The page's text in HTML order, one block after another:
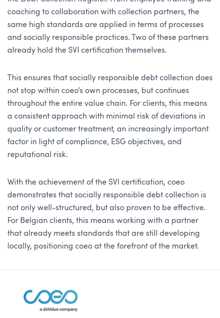
coaching to collaboration with collection partners, the
same high standards are applied in terms of processes
and socially responsible practices. Two of these partners
already hold the SVI certification themselves.
This ensures that socially responsible debt collection does
not stop within coeo’s own processes, but continues
throughout the entire value chain. For clients, this means
a consistent approach with minimal risk of deviations in
quality or customer treatment, an increasingly important
factor in light of compliance, ESG objectives, and
reputational risk.
With the achievement of the SVI certification, coeo
demonstrates that socially responsible debt collection is
not only well-structured, but also proven to be effective.
For Belgian clients, this means working with a partner
that already meets standards that are still developing
locally, positioning coeo at the forefront of the market.